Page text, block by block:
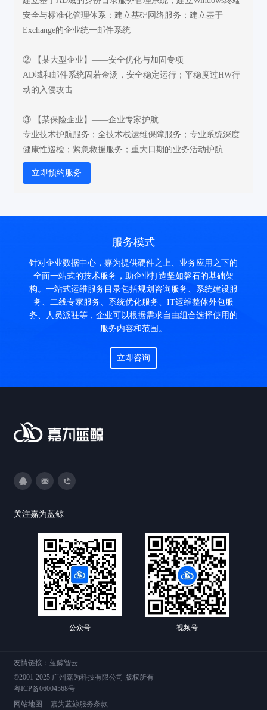
安全与标准化管理体系；建立基础网络服务；建立基于
Exchange的企业统一邮件系统
② 【某大型企业】——安全优化与加固专项
AD域和邮件系统固若金汤，安全稳定运行；平稳度过HW行
动的入侵攻击
③ 【某保险企业】——企业专家护航
专业技术护航服务；全技术栈运维保障服务；专业系统深度
健康性巡检；紧急救援服务；重大日期的业务活动护航
立即预约服务
服务模式
针对企业数据中心，嘉为提供硬件之上、业务应用之下的
全面一站式的技术服务，助企业打造坚如磐石的基础架
构。一站式运维服务目录包括规划咨询服务、系统建设服
务、二线专家服务、系统优化服务、IT运维整体外包服
务、人员派驻等，企业可以根据需求自由组合选择使用的
服务内容和范围。
立即咨询
关注嘉为蓝鲸
公众号 视频号
友情链接：蓝鲸智云
©2001-2025 广州嘉为科技有限公司 版权所有
粤ICP备06004568号
网站地图
嘉为蓝鲸服务条款